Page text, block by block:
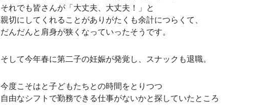
それでも皆さんが「大丈夫、大丈夫！」と
親切にしてくれることがありがたくも余計につらくて、
だんだんと肩身が狭くなっていったそうです。
そして今年春に第二子の妊娠が発覚し、スナックも退職。
今度こそはと子どもたちとの時間をとりつつ
自由なシフトで勤務できる仕事がないかと探していたところ